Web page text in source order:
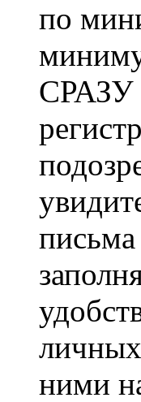
по
СРАЗУ
ними